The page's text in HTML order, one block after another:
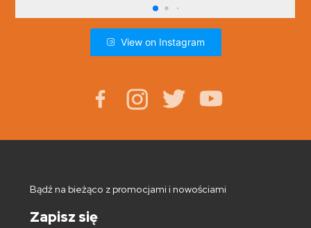
View on Instagram
Bądź na bieżąco z promocjami i nowościami
Zapisz się